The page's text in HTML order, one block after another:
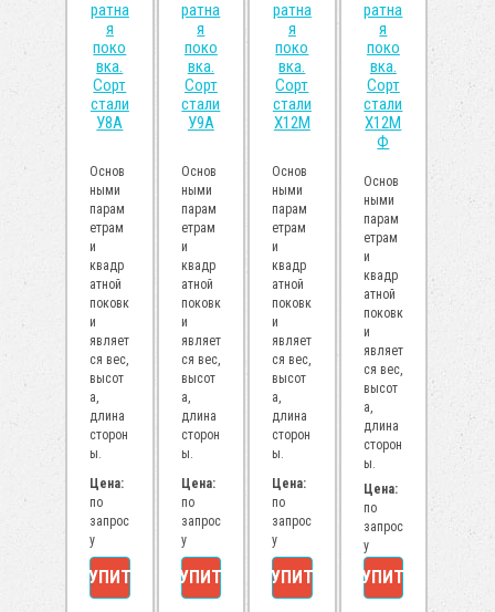
ратна
я
поко
вка.
Сорт
стали
У8А
Основ
ными
парам
етрам
и
квадр
атной
поковк
и
являет
ся вес,
высот
а,
длина
сторон
ы.
Цена:
по
запрос
у
КУПИТЬ
ратна
я
поко
вка.
Сорт
стали
У9А
Основ
ными
парам
етрам
и
квадр
атной
поковк
и
являет
ся вес,
высот
а,
длина
сторон
ы.
Цена:
по
запрос
у
КУПИТЬ
ратна
я
поко
вка.
Сорт
стали
Х12М
Основ
ными
парам
етрам
и
квадр
атной
поковк
и
являет
ся вес,
высот
а,
длина
сторон
ы.
Цена:
по
запрос
у
КУПИТЬ
ратна
я
поко
вка.
Сорт
стали
Х12М
Ф
Основ
ными
парам
етрам
и
квадр
атной
поковк
и
являет
ся вес,
высот
а,
длина
сторон
ы.
Цена:
по
запрос
у
КУПИТЬ